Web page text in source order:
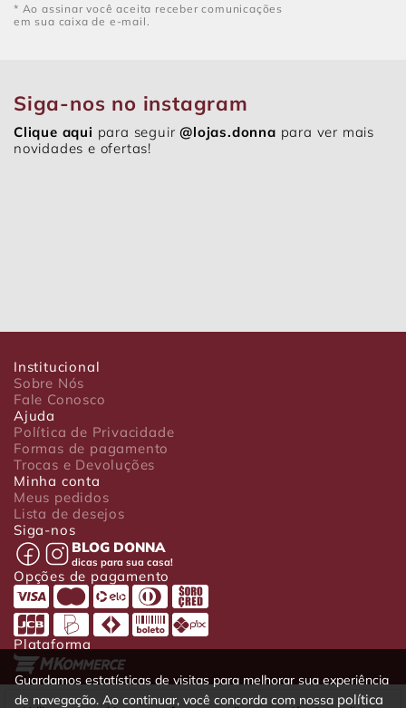
* Ao assinar você aceita receber comunicações
em sua caixa de e-mail.
Siga-nos no instagram
Clique aqui para seguir@lojas.donna para ver mais
novidades e ofertas!
Institucional
Sobre Nós
Fale Conosco
Ajuda
Política de Privacidade
Formas de pagamento
Trocas e Devoluções
Minha conta
Meus pedidos
Lista de desejos
Siga-nos
BLOG DONNA
dicas para sua casa!
Opções de pagamento
Plataforma
Guardamos estatísticas de visitas para melhorar sua experiência
de navegação. Ao continuar, você concorda com nossa política